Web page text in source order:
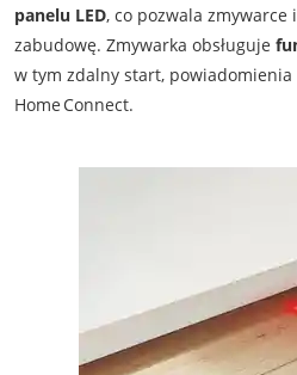
panelu LED, co pozwala
zabudowę. Zmywarka obsługuje
w tym zdalny start,
Home Connect.